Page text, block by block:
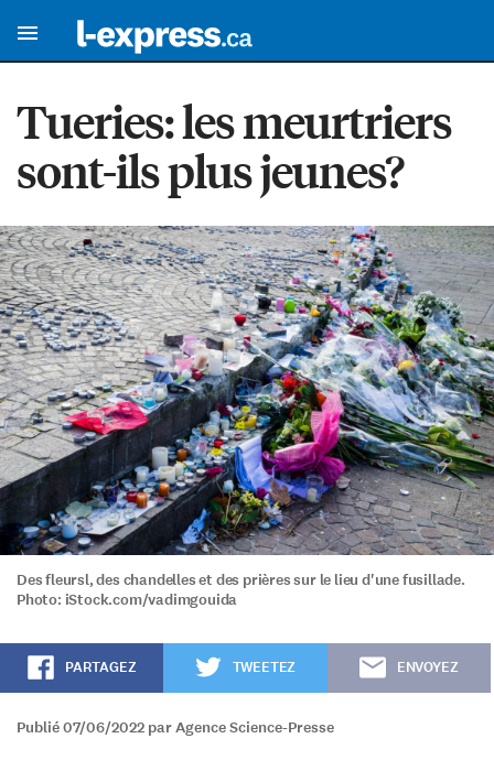
Tueries: les meurtriers
sont-ils plus jeunes?
Des fleursl, des chandelles et des prières sur le lieu d'une fusillade.
Photo: iStock.com/vadimgouida
PARTAGEZ TWEETEZ ENVOYEZ
Publié 07/06/2022 par Agence Science-Presse